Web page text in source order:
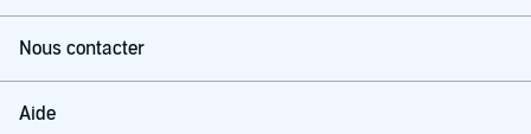
Nous contacter
Aide